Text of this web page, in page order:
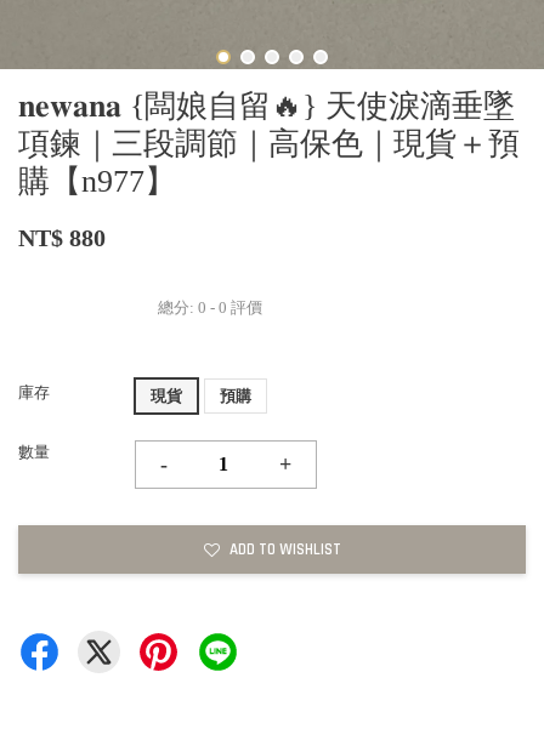
𝐧𝐞𝐰𝐚𝐧𝐚 {闆娘自留🔥} 天使淚滴垂墜
項鍊｜三段調節｜高保色｜現貨＋預
購【n977】
NT$ 880
總分: 0 - 0 評價
庫存 現貨 預購
數量
- +
ADD TO WISHLIST